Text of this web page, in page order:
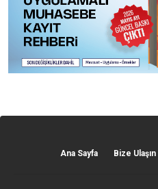
Ana Sayfa Bize Ulaşın